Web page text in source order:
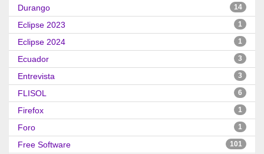
Durango 14
Eclipse 2023 1
Eclipse 2024 1
Ecuador 3
Entrevista 3
FLISOL 6
Firefox 1
Foro 1
Free Software 101